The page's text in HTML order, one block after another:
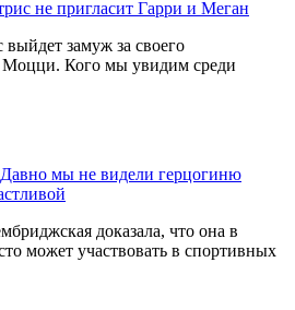
не пригласит Гарри и Меган
замуж за своего
Моцци. Кого мы увидим среди
мы не видели герцогиню
доказала, что она в
может участвовать в спортивных